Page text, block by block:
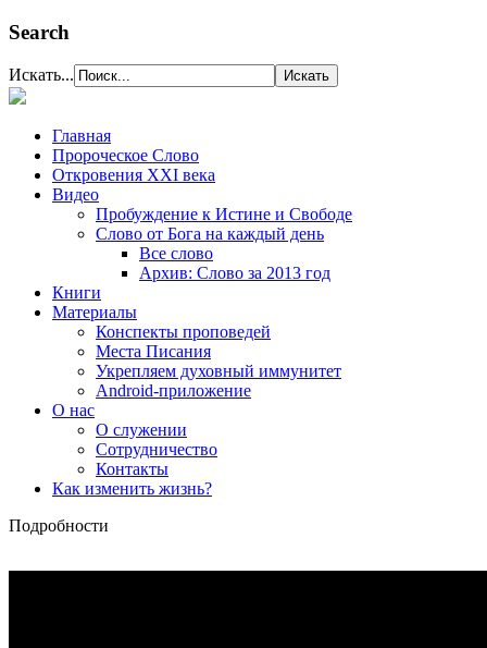
Search
Искать...
Главная
Пророческое Слово
Откровения ХХІ века
Видео
Пробуждение к Истине и Свободе
Слово от Бога на каждый день
Все слово
Архив: Слово за 2013 год
Книги
Материалы
Конспекты проповедей
Места Писания
Укрепляем духовный иммунитет
Android-приложение
О нас
О служении
Сотрудничество
Контакты
Как изменить жизнь?
Подробности